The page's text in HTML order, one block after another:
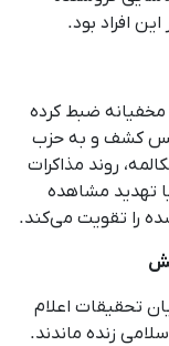
افراد بود.
مخفیانه ضبط کرده
کشف و به حزب
روند مذاکرات
تهدید مشاهده
را تقویت می‌کند.
تحقیقات اعلام
زنده ماندند.